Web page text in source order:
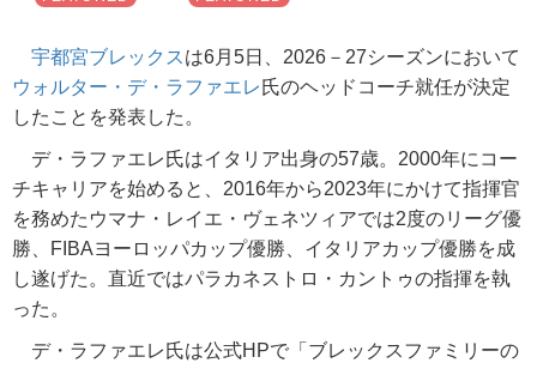
宇都宮ブレックスは6月5日、2026－27シーズンにおいて
ウォルター・デ・ラファエレ 氏のヘッドコーチ就任が決定
したことを発表した。
デ・ラファエレ氏はイタリア出身の57歳。2000年にコー
チキャリアを始めると、2016年から2023年にかけて指揮官
を務めたウマナ・レイエ・ヴェネツィアでは2度のリーグ優
勝、FIBAヨーロッパカップ優勝、イタリアカップ優勝を成
し遂げた。直近ではパラカネストロ・カントゥの指揮を執
った。
デ・ラファエレ氏は公式HPで「ブレックスファミリーの